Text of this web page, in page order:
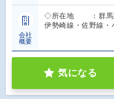
会社
概要
◇所在地 ：群馬
伊勢崎線・佐野線
気になる